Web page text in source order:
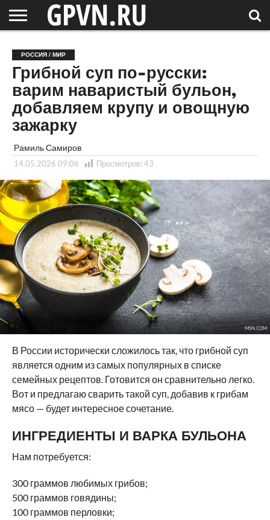
ОБЛАСТЬ
НОВОСТИ
СОСЕДЕЙ
РОССИЯ
/ МИР
СПЕЦПРОЕКТЫ
БЛОГ
СТАТЬИ
ФОТОРЕПОРТАЖИ
ИНТЕРВЬЮ
ОБЪЕКТЫ
ПОДБОРКИ
РОССИЯ / МИР
Грибной суп по-русски:
варим наваристый бульон,
добавляем крупу и овощную
зажарку
Рамиль Самиров
14.05.2026 09:06 Просмотров: 43
MSN.COM
В России исторически сложилось так, что грибной суп
является одним из самых популярных в списке
семейных рецептов. Готовится он сравнительно легко.
Вот и предлагаю сварить такой суп, добавив к грибам
мясо — будет интересное сочетание.
ИНГРЕДИЕНТЫ И ВАРКА БУЛЬОНА
Нам потребуется:
300 граммов любимых грибов;
500 граммов говядины;
100 граммов перловки;